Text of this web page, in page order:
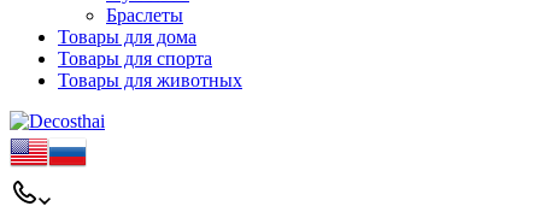
Браслеты
Товары для дома
Товары для спорта
Товары для животных